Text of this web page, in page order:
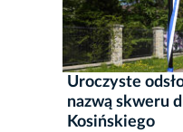
Uroczyste
nazwą skweru
Kosińskiego